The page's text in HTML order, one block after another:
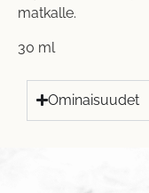
matkalle.
30 ml
Ominaisuudet